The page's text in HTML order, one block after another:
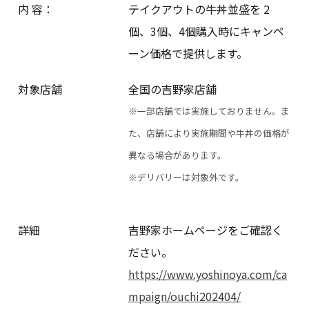
内 容：
テイクアウトの牛丼並盛を 2
個、3個、4個購入時にキャンペ
ーン価格で提供します。
対象店舗 全国の吉野家店舗
※一部店舗では実施しておりません。ま
た、店舗により実施期間や牛丼の価格が
異なる場合があります。
※デリバリーは対象外です。
詳細
吉野家ホームページをご確認く
ださい。
https://www.yoshinoya.com/ca
mpaign/ouchi202404/